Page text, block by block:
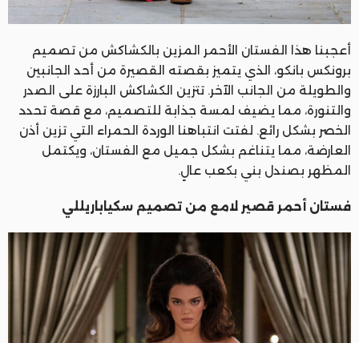
أعجبنا هذا الفستان الأحمر المزين بالكشاكش من تصميم
برونكس بانكو، الذي يتميز بقصته القصيرة من أحد الجانبين
والطويلة من الجانب الآخر. تتزين الكشاكش البارزة على الصدر
والتنورة، مما يضيف لمسة جذابة للتصميم، مع قصة تحدد
الخصر بشكل رائع. لفتت انتباهنا الوردة الحمراء التي تزين أذن
العارضة، مما يتناغم بشكل جميل مع الفستان، ويكتمل
المظهر بصندل بني بكعب عالٍ.
فستان أحمر قصير لامع من تصميم سكياباريللي